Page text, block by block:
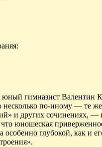
гимназист Валентин
по-иному — те
и других сочинениях,
юношеская
особенно глубокой, как и